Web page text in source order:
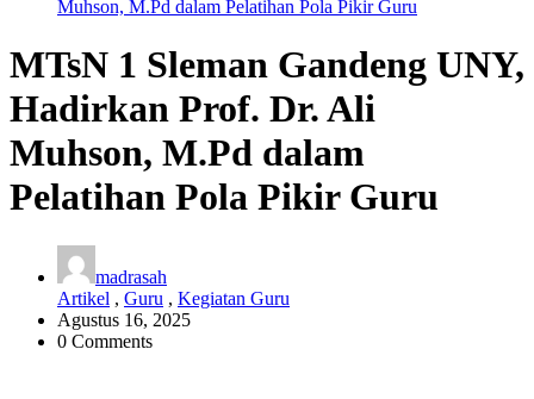
Muhson, M.Pd dalam Pelatihan Pola Pikir Guru
MTsN 1 Sleman Gandeng UNY,
Hadirkan Prof. Dr. Ali
Muhson, M.Pd dalam
Pelatihan Pola Pikir Guru
madrasah
Artikel , Guru , Kegiatan Guru
Agustus 16, 2025
0 Comments